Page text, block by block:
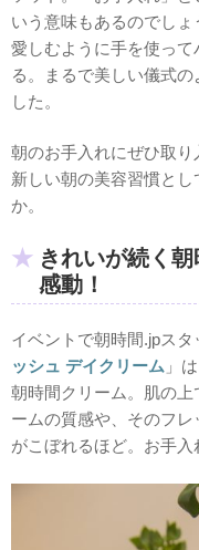
いう意味もあるのでしょ
愛しむように手を使っ
る。まるで美しい儀式
した。
朝のお手入れにぜひ取り
新しい朝の美容習慣と
か。
きれいが続く
感動！
イベントで朝時間.jpス
ッシュ デイクリーム 」
朝時間クリーム。肌の上
ームの質感や、そのフ
がこぼれるほど。お手入